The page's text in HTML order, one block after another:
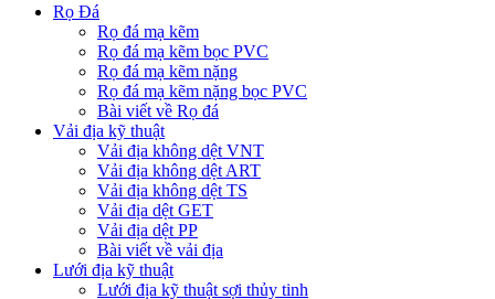
Rọ Đá
Rọ đá mạ kẽm
Rọ đá mạ kẽm bọc PVC
Rọ đá mạ kẽm nặng
Rọ đá mạ kẽm nặng bọc PVC
Bài viết về Rọ đá
Vải địa kỹ thuật
Vải địa không dệt VNT
Vải địa không dệt ART
Vải địa không dệt TS
Vải địa dệt GET
Vải địa dệt PP
Bài viết về vải địa
Lưới địa kỹ thuật
Lưới địa kỹ thuật sợi thủy tinh